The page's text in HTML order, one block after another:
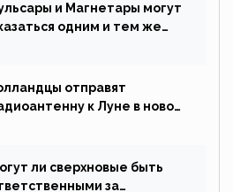
и Магнетары могут
одним и тем же
отправят
к Луне в новой
ли сверхновые быть
за